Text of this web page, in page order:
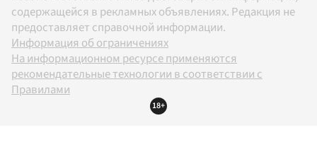
содержащейся в рекламных объявлениях. Редакция не
предоставляет справочной информации.
Информация об ограничениях
На информационном ресурсе применяются
рекомендательные технологии в соответствии с
Правилами
18+